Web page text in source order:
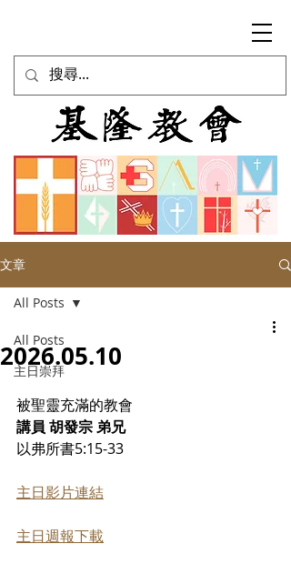
文章
All Posts
主日崇拜
All Posts
2026.05.10
被聖靈充滿的教會
講員 胡發宗 弟兄
以弗所書5:15-33
主日影片連結
主日週報下載